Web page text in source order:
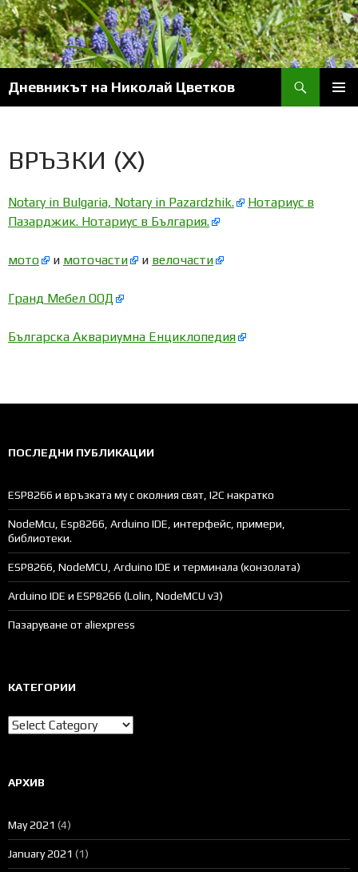
Skip
to
content
Дневникът на Николай Цветков
ВРЪЗКИ (Х)
Notary in Bulgaria, Notary in Pazardzhik.
Нотариус в
Пазарджик. Нотариус в България.
мото и моточасти и велочасти
Гранд Мебел ООД
Българска Аквариумна Енциклопедия
ПОСЛЕДНИ ПУБЛИКАЦИИ
ESP8266 и връзката му с околния свят, I2C накратко
NodeMcu, Esp8266, Arduino IDE, интерфейс, примери,
библиотеки.
ESP8266, NodeMCU, Arduino IDE и терминала (конзолата)
Arduino IDE и ESP8266 (Lolin, NodeMCU v3)
Пазаруване от aliexpress
КАТЕГОРИИ
Категории
АРХИВ
May 2021 (4)
January 2021 (1)